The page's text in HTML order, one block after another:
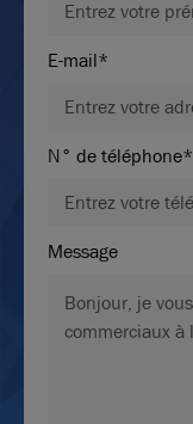
E-mail*
N° de téléphone*
Message